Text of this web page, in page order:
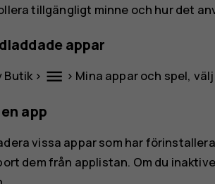
tillgängligt minne och hur det
appar
Butik > menu > Mina appar och spel,
app
vissa appar som har
dem från applistan. Om du